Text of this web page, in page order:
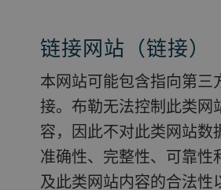
链接网站（链接）
本网站可能包含指向第三方网站的链
接。布勒无法控制此类网
容，因此不对此类网站数
准确性、完整性、可靠性
及此类网站内容的合法性